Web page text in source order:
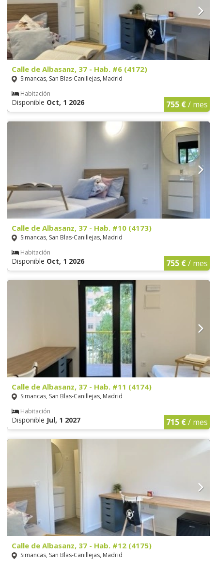
Calle de Albasanz, 37 - Hab. #6 (4172)
Simancas, San Blas-Canillejas, Madrid
Habitación
Disponible Oct, 1 2026 755 €/ mes
Calle de Albasanz, 37 - Hab. #10 (4173)
Simancas, San Blas-Canillejas, Madrid
Habitación
Disponible Oct, 1 2026 755 €/ mes
Calle de Albasanz, 37 - Hab. #11 (4174)
Simancas, San Blas-Canillejas, Madrid
Habitación
Disponible Jul, 1 2027 715 €/ mes
Calle de Albasanz, 37 - Hab. #12 (4175)
Simancas, San Blas-Canillejas, Madrid